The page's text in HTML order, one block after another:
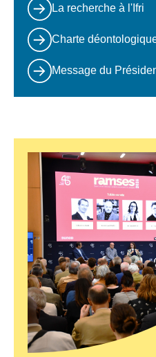
La recherche à l'Ifri
Charte
Message du